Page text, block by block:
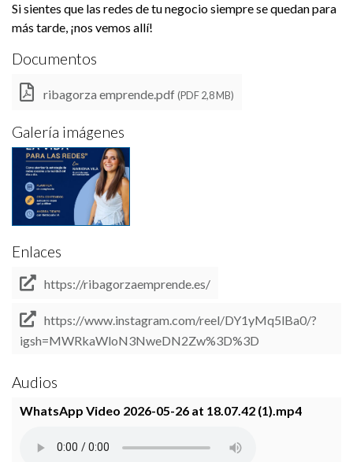
Si sientes que las redes de tu negocio siempre se quedan para
más tarde, ¡nos vemos allí!
Documentos
ribagorza emprende.pdf(PDF 2,8 MB)
Galería imágenes
Enlaces
https://ribagorzaemprende.es/
https://www.instagram.com/reel/DY1yMq5lBa0/?
igsh=MWRkaWloN3NweDN2Zw%3D%3D
Audios
WhatsApp Video 2026-05-26 at 18.07.42 (1).mp4